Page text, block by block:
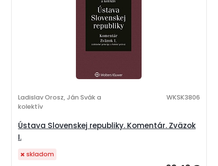
Ústava Slovenskej republiky. Komentár. Zväzok
I.
Ladislav Orosz, Ján Svák a
kolektív
WKSK3806
skladom